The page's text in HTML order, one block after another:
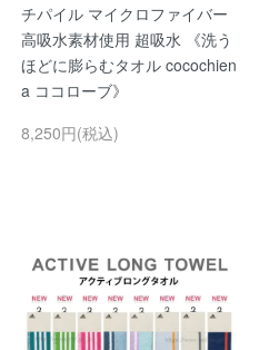
チパイル マイクロファイバー
高吸水素材使用 超吸水 《洗う
ほどに膨らむタオル cocochien
a ココローブ》
8,250円(税込)